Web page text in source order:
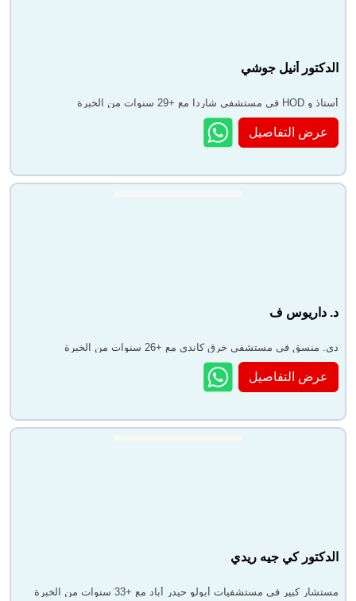
الدكتور أنيل جوشي
أستاذ و HOD في مستشفى شاردا مع +29 سنوات من الخبرة
عرض التفاصيل
د. داريوس ف
دى. منسق في مستشفى خرق كاندي مع +26 سنوات من الخبرة
عرض التفاصيل
الدكتور كي جيه ريدي
مستشار كبير في مستشفيات أبولو حيدر أباد مع +33 سنوات من الخبرة